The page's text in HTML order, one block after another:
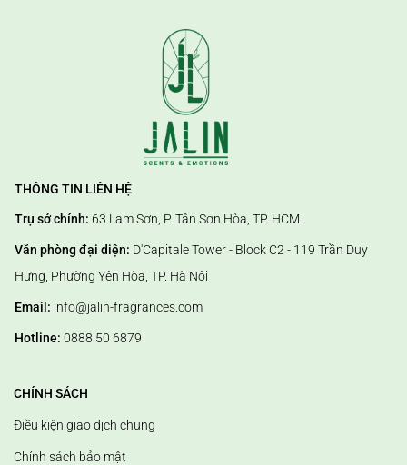
THÔNG TIN LIÊN HỆ
Trụ sở chính: 63 Lam Sơn, P. Tân Sơn Hòa, TP. HCM
Văn phòng đại diện: D'Capitale Tower - Block C2 - 119 Trần Duy
Hưng, Phường Yên Hòa, TP. Hà Nội
Email: info@jalin-fragrances.com
Hotline: 0888 50 6879
CHÍNH SÁCH
Điều kiện giao dịch chung
Chính sách bảo mật